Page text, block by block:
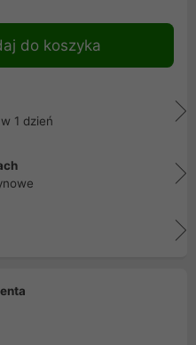
do koszyka
1 dzień